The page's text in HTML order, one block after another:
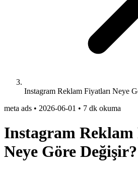
Instagram Reklam Fiyatları Neye
meta ads • 2026-06-01 • 7 dk okuma
Instagram Reklam
Neye Göre Değişir?